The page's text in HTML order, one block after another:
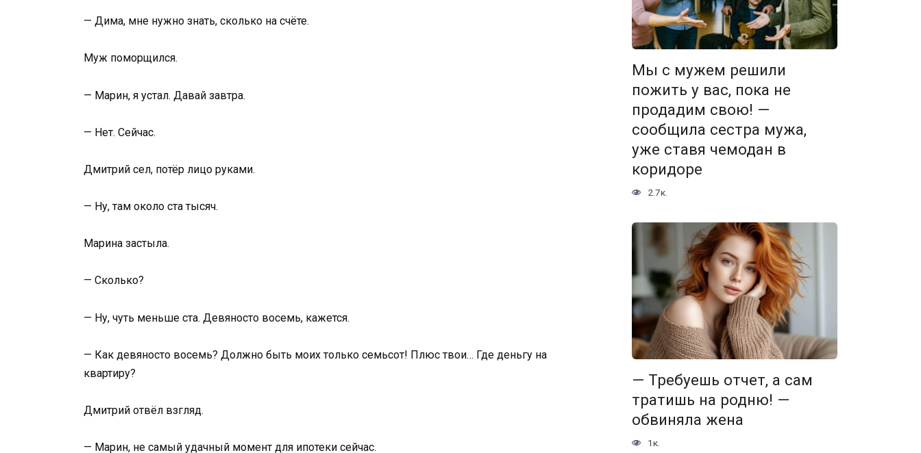
— Дима, мне нужно знать, сколько на счёте.
Муж поморщился.
— Марин, я устал. Давай завтра.
— Нет. Сейчас.
Дмитрий сел, потёр лицо руками.
— Ну, там около ста тысяч.
Марина застыла.
— Сколько?
— Ну, чуть меньше ста. Девяносто восемь, кажется.
— Как девяносто восемь? Должно быть моих только семьсот! Плюс твои… Где деньгу на
квартиру?
Дмитрий отвёл взгляд.
— Марин, не самый удачный момент для ипотеки сейчас.
Мы с мужем решили
пожить у вас, пока не
продадим свою! —
сообщила сестра мужа,
уже ставя чемодан в
коридоре
2.7к.
— Требуешь отчет, а сам
тратишь на родню! —
обвиняла жена
1к.